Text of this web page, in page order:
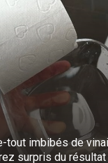
tout imbibés de
surpris du résultat